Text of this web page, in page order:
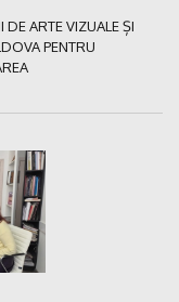
DE ARTE VIZUALE ȘI
PENTRU